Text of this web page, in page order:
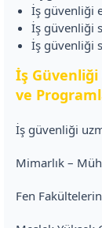
İş güvenliği
İş güvenliği
İş güvenliği
İş
ve
İş güvenliği
Mimarlık –
Fen